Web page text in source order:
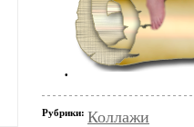
.
Рубрики: Коллажи